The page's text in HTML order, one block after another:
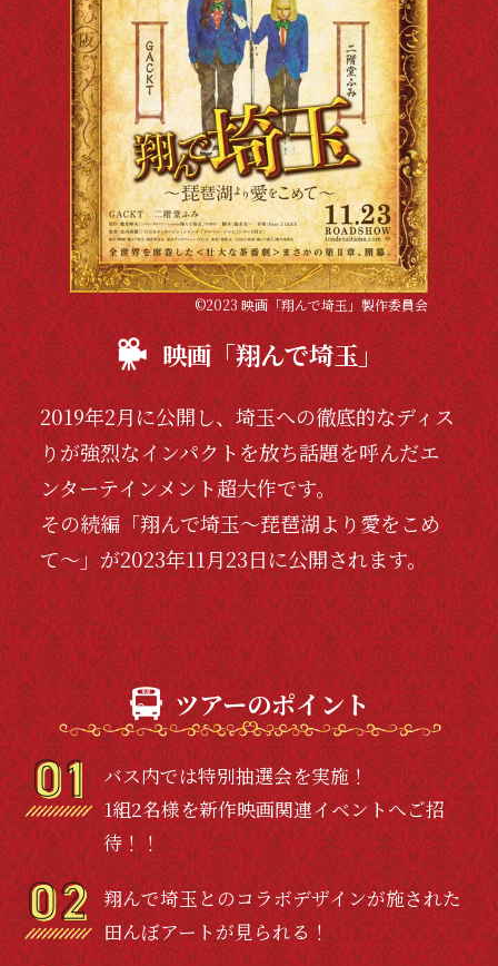
©2023 映画「翔んで埼玉」製作委員会
映画「翔んで埼玉」
2019年2月に公開し、埼玉への徹底的なディス
りが強烈なインパクトを放ち話題を呼んだエ
ンターテインメント超大作です。
その続編「翔んで埼玉～琵琶湖より愛をこめ
て～」が2023年11月23日に公開されます。
ツアーのポイント
バス内では特別抽選会を実施！
1組2名様を新作映画関連イベントへご招
待！！
翔んで埼玉とのコラボデザインが施された
田んぼアートが見られる！